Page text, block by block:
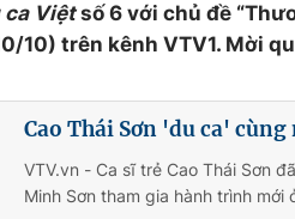
ca Việtsố 6 với chủ đề
10) trên kênh VTV1. Mời
Cao Thái Sơn 'du ca'
VTV.vn - Ca sĩ trẻ Cao Thái Sơn
Minh Sơn tham gia hành trình mới